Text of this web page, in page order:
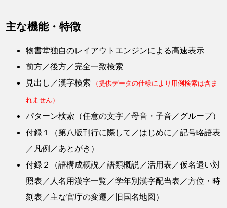
主な機能・特徴
物書堂独自のレイアウトエンジンによる高速表示
前方／後方／完全一致検索
見出し／漢字検索
（提供データの仕様により用例検索は含ま
れません）
パターン検索（任意の文字／母音・子音／グループ）
付録１（第八版刊行に際して／はじめに／記号略語表
／凡例／あとがき）
付録２（語構成概説／語類概説／活用表／仮名遣い対
照表／人名用漢字一覧／学年別漢字配当表／方位・時
刻表／主な官庁の変遷／旧国名地図）